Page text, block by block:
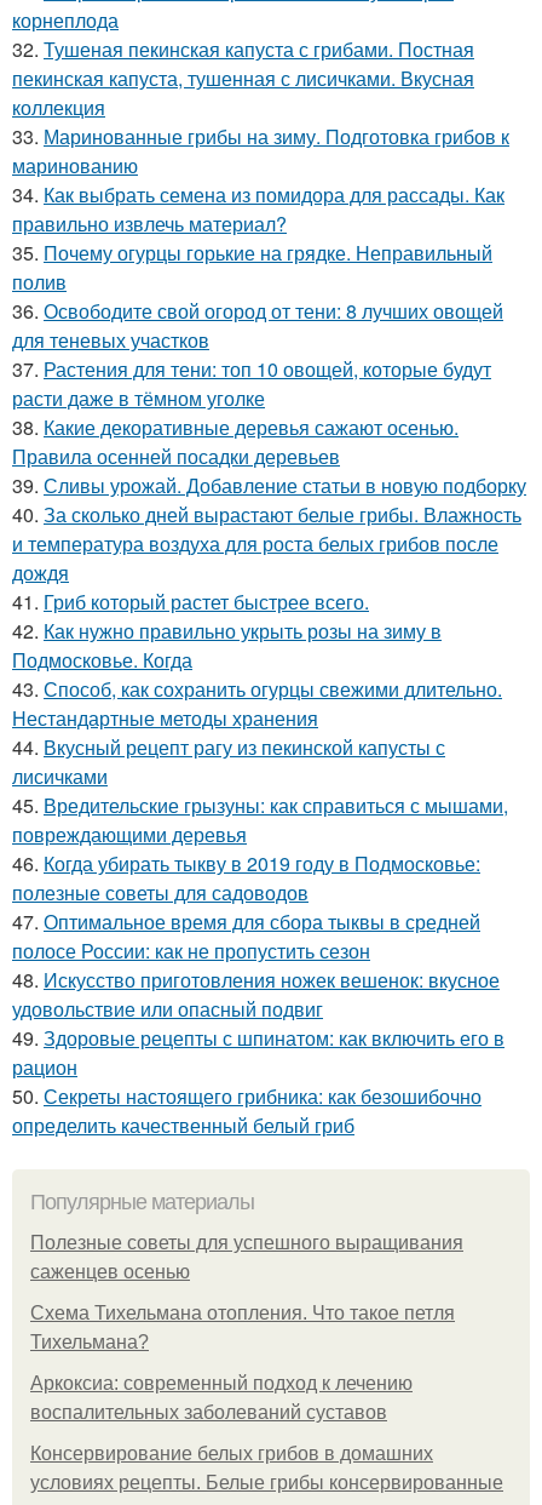
корнеплода
32. Тушеная пекинская капуста с грибами. Постная
пекинская капуста, тушенная с лисичками. Вкусная
коллекция
33. Маринованные грибы на зиму. Подготовка грибов к
маринованию
34. Как выбрать семена из помидора для рассады. Как
правильно извлечь материал?
35. Почему огурцы горькие на грядке. Неправильный
полив
36. Освободите свой огород от тени: 8 лучших овощей
для теневых участков
37. Растения для тени: топ 10 овощей, которые будут
расти даже в тёмном уголке
38. Какие декоративные деревья сажают осенью.
Правила осенней посадки деревьев
39. Сливы урожай. Добавление статьи в новую подборку
40. За сколько дней вырастают белые грибы. Влажность
и температура воздуха для роста белых грибов после
дождя
41. Гриб который растет быстрее всего.
42. Как нужно правильно укрыть розы на зиму в
Подмосковье. Когда
43. Способ, как сохранить огурцы свежими длительно.
Нестандартные методы хранения
44. Вкусный рецепт рагу из пекинской капусты с
лисичками
45. Вредительские грызуны: как справиться с мышами,
повреждающими деревья
46. Когда убирать тыкву в 2019 году в Подмосковье:
полезные советы для садоводов
47. Оптимальное время для сбора тыквы в средней
полосе России: как не пропустить сезон
48. Искусство приготовления ножек вешенок: вкусное
удовольствие или опасный подвиг
49. Здоровые рецепты с шпинатом: как включить его в
рацион
50. Секреты настоящего грибника: как безошибочно
определить качественный белый гриб
Популярные материалы
Полезные советы для успешного выращивания
саженцев осенью
Схема Тихельмана отопления. Что такое петля
Тихельмана?
Аркоксиа: современный подход к лечению
воспалительных заболеваний суставов
Консервирование белых грибов в домашних
условиях рецепты. Белые грибы консервированные